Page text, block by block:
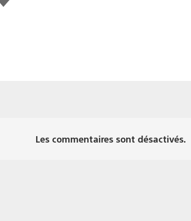
Les commentaires sont désactivés.